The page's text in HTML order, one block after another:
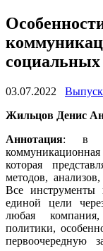
социальных
03.07.2022
Выпуск
Жильцов Денис
Аннотация: в
которая
методов,
Все инструменты
единой цели
любая
политики,
первоочередную